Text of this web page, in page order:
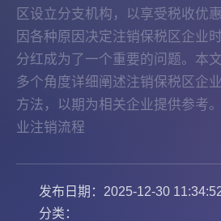
区设立分支机构，以享受税收优
因各种原因决定注销保税区企业
分红成为了一个重要的问题。本
多个角度详细阐述注销保税区企
方法，以期为相关企业提供参考
业注销流程
发布日期：2025-12-30
分类：